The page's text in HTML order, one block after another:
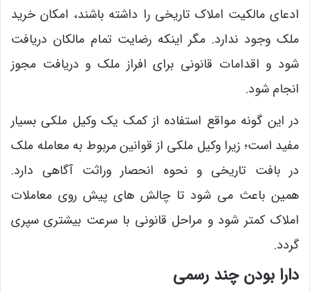
ادعای مالکیت املاک تاریخی را داشته باشند، امکان خرید
ملک وجود ندارد. مگر اینکه رضایت تمام مالکان دریافت
شود و اقدامات قانونی برای افراز ملک و دریافت مجوز
انجام شود.
در این گونه مواقع استفاده از کمک یک وکیل ملکی بسیار
مفید است؛ زیرا وکیل ملکی از قوانین مربوط به معامله ملک
در بافت تاریخی و نحوه انحصار وراثت آگاهی دارد.
همین باعث می ‌شود تا چالش های پیش روی معاملات
املاک کمتر شود و مراحل قانونی با سرعت بیشتری سپری
گردد.
دارا بودن چند رسمی